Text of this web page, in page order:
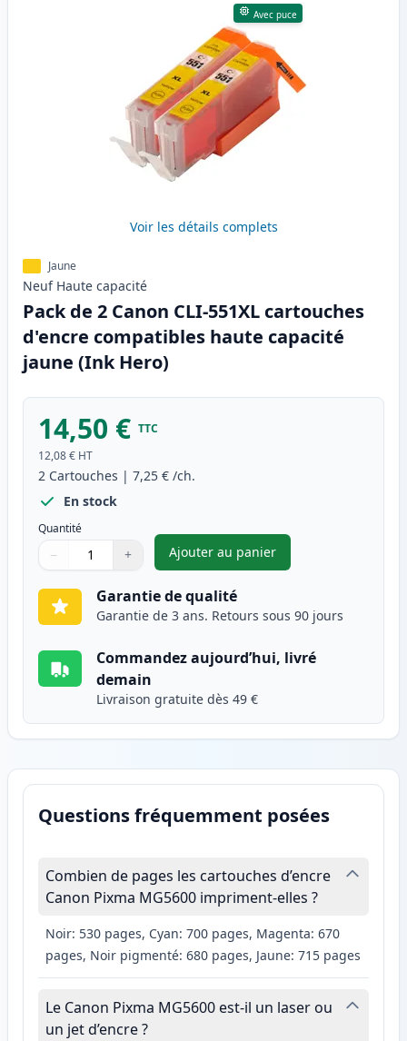
Avec puce
Voir les détails complets
Jaune
Neuf Haute capacité
Pack de 2 Canon CLI-551XL cartouches
d'encre compatibles haute capacité
jaune (Ink Hero)
14,50 € TTC
12,08 € HT
2 Cartouches | 7,25 € /ch.
En stock
Quantité
Quantité
Utilisez les boutons pour ajuster
− +
Quantité
Ajouter au panier
,Pack de 2 Canon CLI-551XL
Garantie de qualité
Garantie de 3 ans. Retours sous 90 jours
Commandez aujourd’hui, livré
demain
Livraison gratuite dès 49 €
Questions fréquemment posées
Combien de pages les cartouches d’encre
Canon Pixma MG5600 impriment-elles ?
Noir: 530 pages, Cyan: 700 pages, Magenta: 670
pages, Noir pigmenté: 680 pages, Jaune: 715 pages
Le Canon Pixma MG5600 est-il un laser ou
un jet d’encre ?